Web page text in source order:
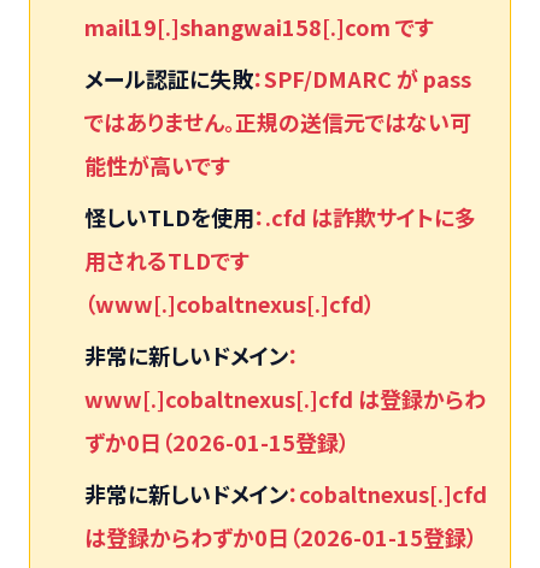
mail19[.]shangwai158[.]com です
メール認証に失敗：SPF/DMARC が pass
ではありません。正規の送信元ではない可
能性が高いです
怪しいTLDを使用：.cfd は詐欺サイトに多
用されるTLDです
（www[.]cobaltnexus[.]cfd）
非常に新しいドメイン：
www[.]cobaltnexus[.]cfd は登録からわ
ずか0日（2026-01-15登録）
非常に新しいドメイン：cobaltnexus[.]cfd
は登録からわずか0日（2026-01-15登録）